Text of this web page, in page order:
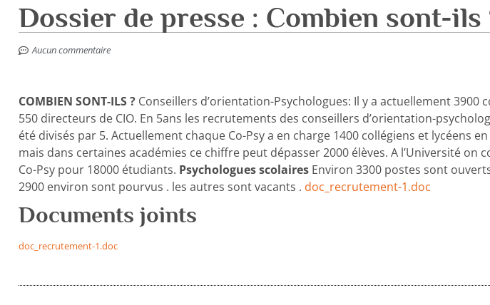
Dossier de presse : Combien sont-ils
Aucun commentaire
COMBIEN SONT-ILS ?Conseillers d’orientation-Psychologues: Il y a actuellement 3900
550 directeurs de CIO. En 5ans les recrutements des conseillers d’orientation-
été divisés par 5. Actuellement chaque Co-Psy a en charge 1400 collégiens et lycéens
mais dans certaines académies ce chiffre peut dépasser 2000 élèves. A l’Université on
Co-Psy pour 18000 étudiants. Psychologues scolairesEnviron 3300 postes sont
2900 environ sont pourvus . les autres sont vacants . doc_recrutement-1.doc
Documents joints
doc_recrutement-1.doc